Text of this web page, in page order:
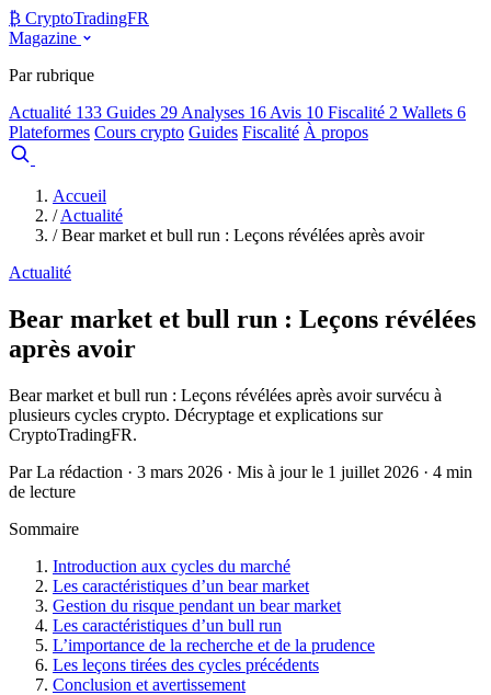
₿ CryptoTradingFR
Magazine
Par rubrique
Actualité 133 Guides 29 Analyses 16 Avis 10 Fiscalité 2 Wallets 6
Plateformes Cours crypto Guides Fiscalité À propos
Accueil
/ Actualité
/ Bear market et bull run : Leçons révélées après avoir
Actualité
Bear market et bull run : Leçons révélées
après avoir
Bear market et bull run : Leçons révélées après avoir survécu à
plusieurs cycles crypto. Décryptage et explications sur
CryptoTradingFR.
Par La rédaction · 3 mars 2026 · Mis à jour le 1 juillet 2026 · 4 min
de lecture
Sommaire
Introduction aux cycles du marché
Les caractéristiques d’un bear market
Gestion du risque pendant un bear market
Les caractéristiques d’un bull run
L’importance de la recherche et de la prudence
Les leçons tirées des cycles précédents
Conclusion et avertissement